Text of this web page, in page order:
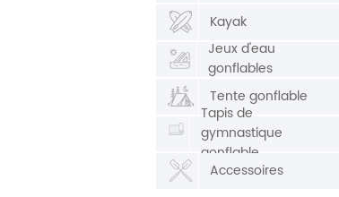
Kayak
Jeux d'eau
gonflables
Tente gonflable
Tapis de
gymnastique
gonflable
Accessoires